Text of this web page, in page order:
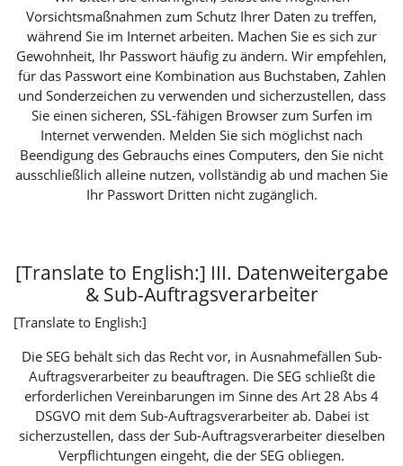
Vorsichtsmaßnahmen zum Schutz Ihrer Daten zu treffen,
während Sie im Internet arbeiten. Machen Sie es sich zur
Gewohnheit, Ihr Passwort häufig zu ändern. Wir empfehlen,
für das Passwort eine Kombination aus Buchstaben, Zahlen
und Sonderzeichen zu verwenden und sicherzustellen, dass
Sie einen sicheren, SSL-fähigen Browser zum Surfen im
Internet verwenden. Melden Sie sich möglichst nach
Beendigung des Gebrauchs eines Computers, den Sie nicht
ausschließlich alleine nutzen, vollständig ab und machen Sie
Ihr Passwort Dritten nicht zugänglich.
[Translate to English:] III. Datenweitergabe
& Sub-Auftragsverarbeiter
[Translate to English:]
Die SEG behält sich das Recht vor, in Ausnahmefällen Sub-
Auftragsverarbeiter zu beauftragen. Die SEG schließt die
erforderlichen Vereinbarungen im Sinne des Art 28 Abs 4
DSGVO mit dem Sub-Auftragsverarbeiter ab. Dabei ist
sicherzustellen, dass der Sub-Auftragsverarbeiter dieselben
Verpflichtungen eingeht, die der SEG obliegen.